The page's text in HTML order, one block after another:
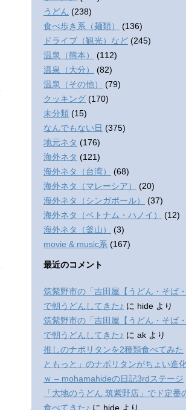
うどん (238)
食べ歩き系（麺類）
(136)
ドライブ（観光）など (245)
温泉（熊本）
(112)
温泉（大分）
(82)
温泉（その他）
(79)
クッキング (170)
未分類 (15)
なんでもない日 (375)
地元ネタ (176)
海外ネタ (121)
海外ネタ（台湾）
(68)
海外ネタ（マレーシア）
(20)
海外ネタ（シンガポール）
(37)
海外ネタ（ベトナム・ハノイ）
(12)
海外ネタ（釜山）
(3)
movie & music系 (167)
最近のコメント
筑紫野市の「吉田屋【うどん・そば・
で朝うどんしてきた♪ に hide より
筑紫野市の「吉田屋【うどん・そば・
で朝うどんしてきた♪ に ak より
推しのナポリタンを2種類食べてみた
ともっと」のナポリタンがちょい進
ｗ – mohamahideの日記3rdステージ
「大地のうどん 筑紫野店」でド定番
食べてきた♪ に hide より